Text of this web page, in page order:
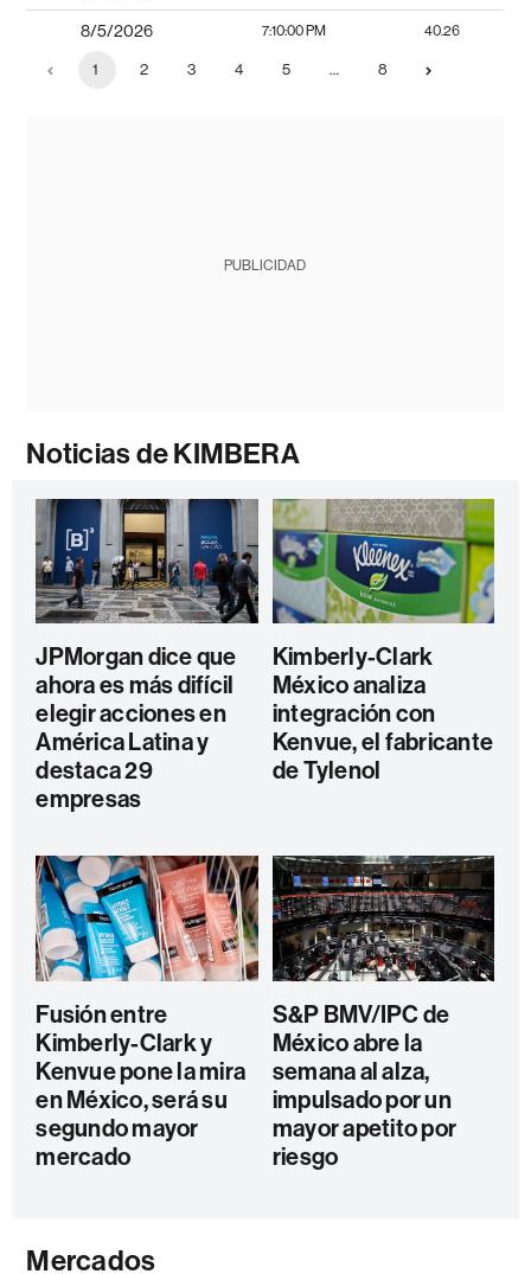
8/5/2026 7:10:00 PM 40.26
1 2 3 4 5 … 8
PUBLICIDAD
Noticias de KIMBERA
JPMorgan dice que
ahora es más difícil
elegir acciones en
América Latina y
destaca 29
empresas
Kimberly-Clark
México analiza
integración con
Kenvue, el fabricante
de Tylenol
Fusión entre
Kimberly-Clark y
Kenvue pone la mira
en México, será su
segundo mayor
mercado
S&P BMV/IPC de
México abre la
semana al alza,
impulsado por un
mayor apetito por
riesgo
Mercados